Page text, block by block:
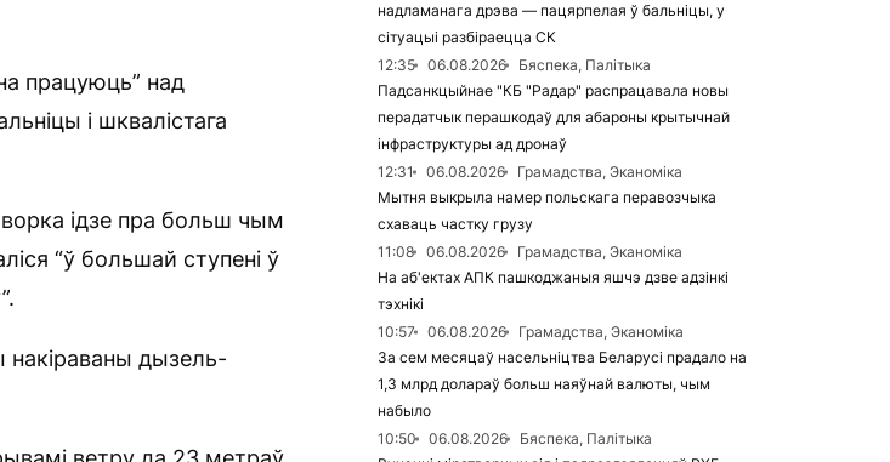
працуюць” над
і шквалістага
ідзе пра больш чым
“ў большай ступені ў
накіраваны дызель-
надламанага дрэва — пацярпелая ў бальніцы, у
сітуацыі разбіраецца СК
12:35
06.08.2026
Бяспека, Палітыка
Падсанкцыйнае "КБ "Радар" распрацавала новы
перадатчык перашкодаў для абароны крытычнай
інфраструктуры ад дронаў
12:31
06.08.2026
Грамадства, Эканоміка
Мытня выкрыла намер польскага перавозчыка
схаваць частку грузу
11:08
06.08.2026
Грамадства, Эканоміка
На аб'ектах АПК пашкоджаныя яшчэ дзве адзінкі
тэхнікі
10:57
06.08.2026
Грамадства, Эканоміка
За сем месяцаў насельніцтва Беларусі прадало на
1,3 млрд долараў больш наяўнай валюты, чым
набыло
10:50
06.08.2026
Бяспека, Палітыка